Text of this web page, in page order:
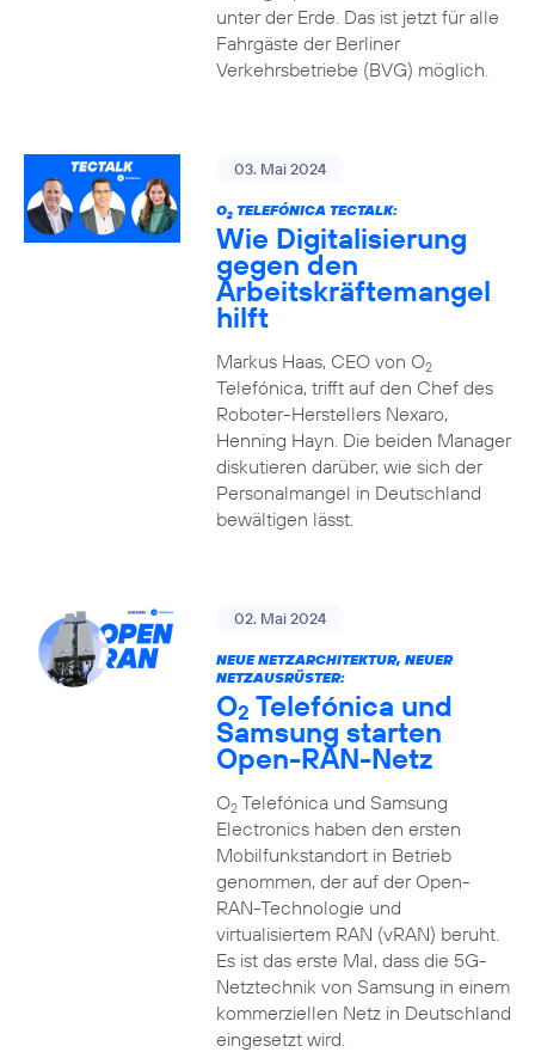
unter der Erde. Das ist jetzt für alle
Fahrgäste der Berliner
Verkehrsbetriebe (BVG) möglich.
03. Mai 2024
O2TELEFÓNICA TECTALK:
Wie Digitalisierung
gegen den
Arbeitskräftemangel
hilft
Markus Haas, CEO von O2
Telefónica, trifft auf den Chef des
Roboter-Herstellers Nexaro,
Henning Hayn. Die beiden Manager
diskutieren darüber, wie sich der
Personalmangel in Deutschland
bewältigen lässt.
02. Mai 2024
NEUE NETZARCHITEKTUR, NEUER
NETZAUSRÜSTER:
O2 Telefónica und
Samsung starten
Open-RAN-Netz
O2Telefónica und Samsung
Electronics haben den ersten
Mobilfunkstandort in Betrieb
genommen, der auf der Open-
RAN-Technologie und
virtualisiertem RAN (vRAN) beruht.
Es ist das erste Mal, dass die 5G-
Netztechnik von Samsung in einem
kommerziellen Netz in Deutschland
eingesetzt wird.